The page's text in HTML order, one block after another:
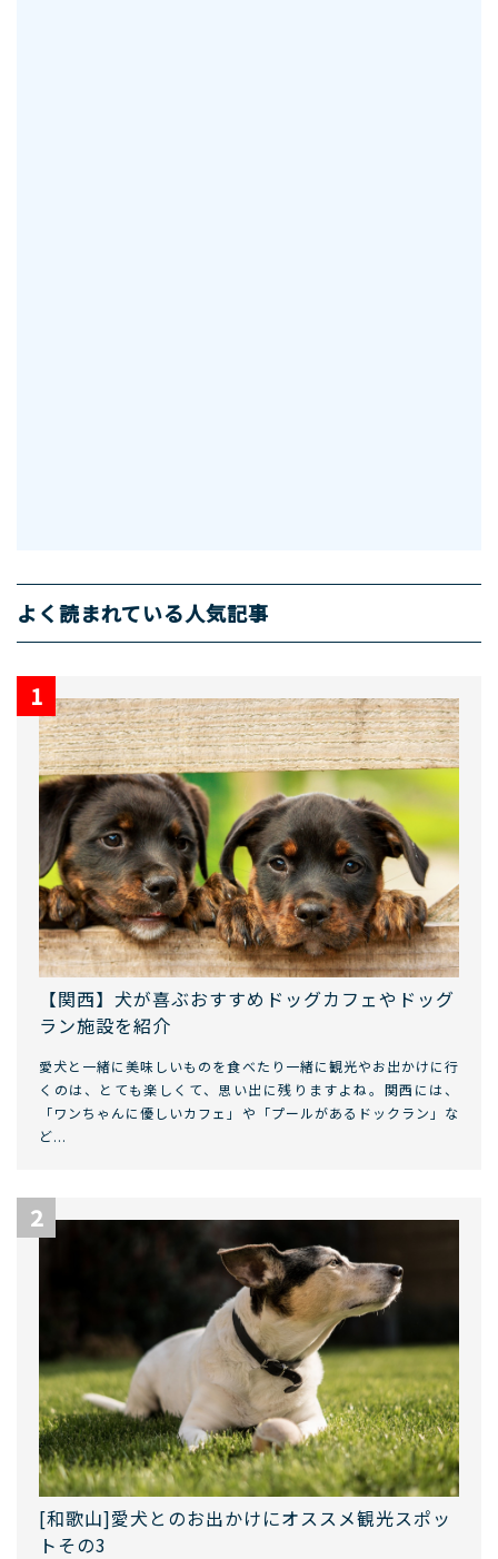
よく読まれている人気記事
【関西】犬が喜ぶおすすめドッグカフェやドッグ
ラン施設を紹介
愛犬と一緒に美味しいものを食べたり一緒に観光やお出かけに行
くのは、とても楽しくて、思い出に残りますよね。関西には、
「ワンちゃんに優しいカフェ」や「プールがあるドックラン」な
ど...
[和歌山]愛犬とのお出かけにオススメ観光スポッ
トその3